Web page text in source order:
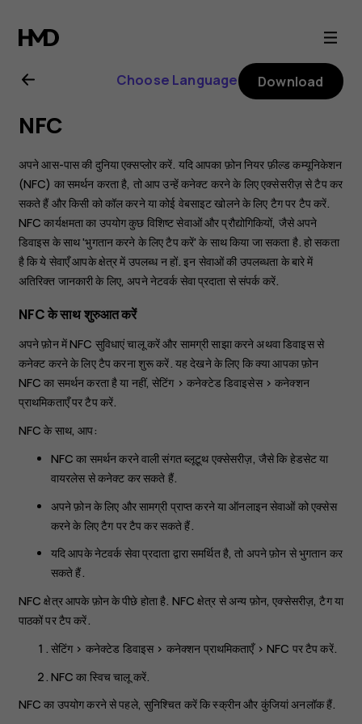
Nokia
8.1
user
guide
Choose Language Download
NFC
अपने आस-पास की दुनिया एक्सप्लोर करें. यदि आपका फ़ोन नियर फ़ील्ड कम्यूनिकेशन
(NFC) का समर्थन करता है, तो आप उन्हें कनेक्ट करने के लिए एक्सेसरीज़ से टैप कर
सकते हैं और किसी को कॉल करने या कोई वेबसाइट खोलने के लिए टैग पर टैप करें.
NFC कार्यक्षमता का उपयोग कुछ विशिष्ट सेवाओं और प्रौद्योगिकियों, जैसे अपने
डिवाइस के साथ 'भुगतान करने के लिए टैप करें' के साथ किया जा सकता है. हो सकता
है कि ये सेवाएँ आपके क्षेत्र में उपलब्ध न हों. इन सेवाओं की उपलब्धता के बारे में
अतिरिक्त जानकारी के लिए, अपने नेटवर्क सेवा प्रदाता से संपर्क करें.
NFC के साथ शुरुआत करें
अपने फ़ोन में NFC सुविधाएं चालू करें और सामग्री साझा करने अथवा डिवाइस से
कनेक्ट करने के लिए टैप करना शुरू करें. यह देखने के लिए कि क्या आपका फ़ोन
NFC का समर्थन करता है या नहीं,सेटिंग>कनेक्टेड डिवाइसेस>कनेक्शन
प्राथमिकताएँपर टैप करें.
NFC के साथ, आप:
NFC का समर्थन करने वाली संगत ब्लूटूथ एक्सेसरीज़, जैसे कि हेडसेट या
वायरलेस से कनेक्ट कर सकते हैं.
अपने फ़ोन के लिए और सामग्री प्राप्त करने या ऑनलाइन सेवाओं को एक्सेस
करने के लिए टैग पर टैप कर सकते हैं.
यदि आपके नेटवर्क सेवा प्रदाता द्वारा समर्थित है, तो अपने फ़ोन से भुगतान कर
सकते हैं.
NFC क्षेत्र आपके फ़ोन के पीछे होता है. NFC क्षेत्र से अन्य फ़ोन, एक्सेसरीज़, टैग या
पाठकों पर टैप करें.
सेटिंग> कनेक्टेड डिवाइस> कनेक्शन प्राथमिकताएँ> NFC पर टैप करें.
NFC का स्विच चालू करें.
NFC का उपयोग करने से पहले, सुनिश्चित करें कि स्क्रीन और कुंजियां अनलॉक हैं.